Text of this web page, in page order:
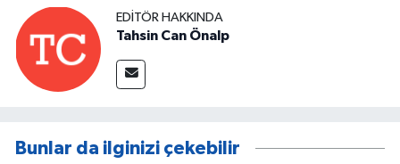
EDITÖR HAKKINDA
Tahsin Can Önalp
Bunlar da ilginizi çekebilir